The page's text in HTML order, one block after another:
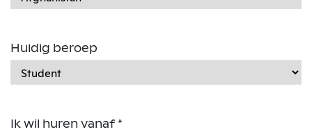
Huidig beroep
Ik wil huren vanaf *